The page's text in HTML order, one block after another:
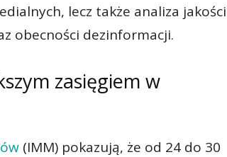
lecz także analiza jakości
obecności dezinformacji.
zasięgiem w
(IMM) pokazują, że od 24 do 30